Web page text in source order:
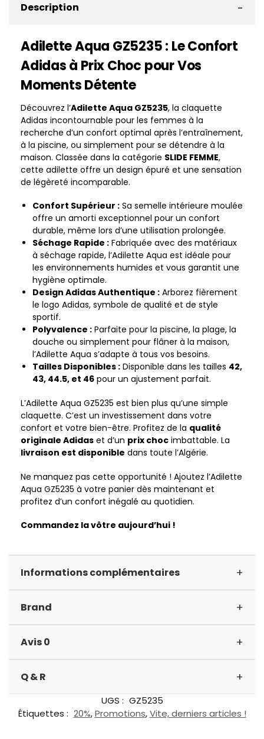
Description -
Adilette Aqua GZ5235 : Le Confort
Adidas à Prix Choc pour Vos
Moments Détente
Découvrez l’Adilette Aqua GZ5235, la claquette
Adidas incontournable pour les femmes à la
recherche d’un confort optimal après l’entraînement,
à la piscine, ou simplement pour se détendre à la
maison. Classée dans la catégorie SLIDE FEMME,
cette adilette offre un design épuré et une sensation
de légèreté incomparable.
Confort Supérieur : Sa semelle intérieure moulée
offre un amorti exceptionnel pour un confort
durable, même lors d’une utilisation prolongée.
Séchage Rapide : Fabriquée avec des matériaux
à séchage rapide, l’Adilette Aqua est idéale pour
les environnements humides et vous garantit une
hygiène optimale.
Design Adidas Authentique : Arborez fièrement
le logo Adidas, symbole de qualité et de style
sportif.
Polyvalence : Parfaite pour la piscine, la plage, la
douche ou simplement pour flâner à la maison,
l’Adilette Aqua s’adapte à tous vos besoins.
Tailles Disponibles : Disponible dans les tailles 42,
43, 44.5, et 46 pour un ajustement parfait.
L’Adilette Aqua GZ5235 est bien plus qu’une simple
claquette. C’est un investissement dans votre
confort et votre bien-être. Profitez de la qualité
originale Adidas et d’un prix choc imbattable. La
livraison est disponible dans toute l’Algérie.
Ne manquez pas cette opportunité ! Ajoutez l’Adilette
Aqua GZ5235 à votre panier dès maintenant et
profitez d’un confort inégalé au quotidien.
Commandez la vôtre aujourd’hui !
Informations complémentaires +
Brand +
Avis 0 +
Q & R +
UGS : GZ5235
Étiquettes : 20%,Promotions,Vite, derniers articles !